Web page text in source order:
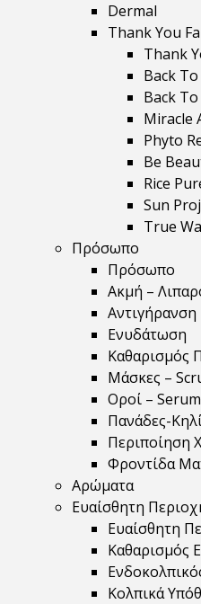
Dermal
Thank You
Thank
Back To
Back
Miracle
Phyto
Be
Rice
Sun
True
Πρόσωπο
Πρόσωπο
Ακμή –
Αντιγήρανση
Ενυδάτωση
Καθαρισμός
Μάσκες –
Οροί – Serum
Πανάδες-
Περιποίηση
Φροντίδα
Αρώματα
Ευαίσθητη
Ευαίσθητη
Καθαρισμός
Κολπικά